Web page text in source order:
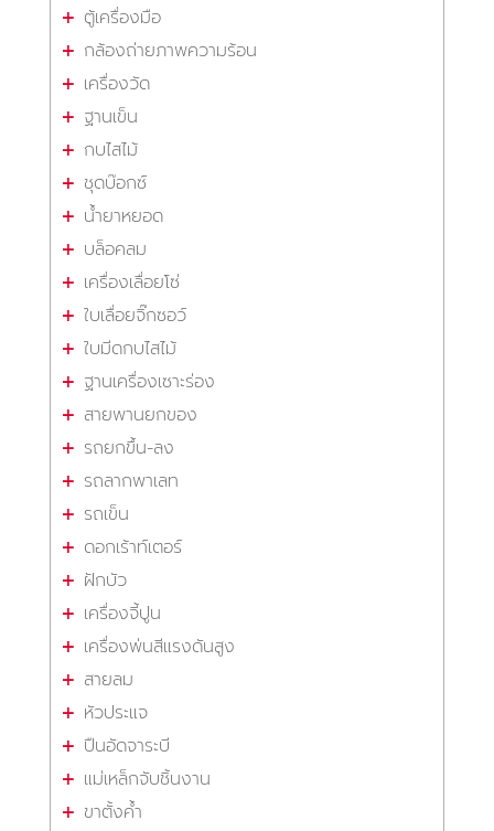
ตู้เครื่องมือ
กล้องถ่ายภาพความร้อน
เครื่องวัด
ฐานเข็น
กบไสไม้
ชุดบ๊อกซ์
น้ำยาหยอด
บล็อคลม
เครื่องเลื่อยโซ่
ใบเลื่อยจิ๊กซอว์
ใบมีดกบไสไม้
ฐานเครื่องเซาะร่อง
สายพานยกของ
รถยกขึ้น-ลง
รถลากพาเลท
รถเข็น
ดอกเร้าท์เตอร์
ฝักบัว
เครื่องจี้ปูน
เครื่องพ่นสีแรงดันสูง
สายลม
หัวประแจ
ปืนอัดจาระบี
แม่เหล็กจับชิ้นงาน
ขาตั้งค้ำ